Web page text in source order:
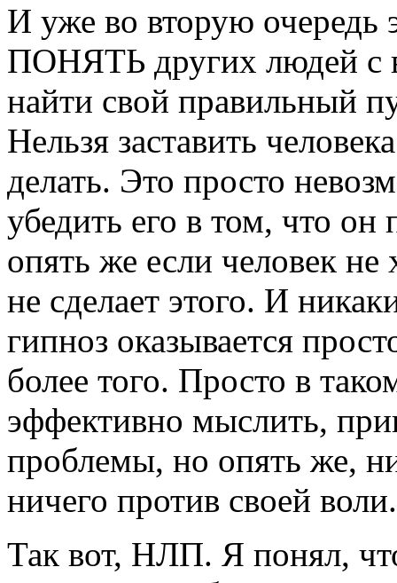
И уже во вторую очередь
ПОНЯТЬ других людей
найти свой правильный
Нельзя заставить
делать. Это просто
убедить его в том, что он
опять же если человек не
не сделает этого. И
гипноз оказывается
более того. Просто в
эффективно мыслить,
проблемы, но опять же,
ничего против своей воли.
Так вот, НЛП. Я понял,